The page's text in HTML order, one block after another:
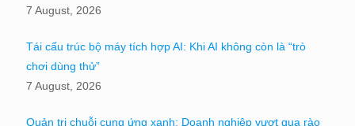
7 August, 2026
Tái cấu trúc bộ máy tích hợp AI: Khi AI không còn là “trò
chơi dùng thử”
7 August, 2026
Quản trị chuỗi cung ứng xanh: Doanh nghiệp vượt qua rào